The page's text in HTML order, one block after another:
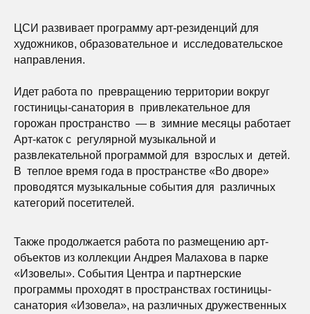
ЦСИ развивает программу арт-резиденций для
художников, образовательное и исследовательское
направления.
Идет работа по превращению территории вокруг
гостиницы-санатория в привлекательное для
горожан пространство — в зимние месяцы работает
Арт-каток с регулярной музыкальной и
развлекательной программой для взрослых и детей.
В теплое время года в пространстве «Во дворе»
проводятся музыкальные события для различных
категорий посетителей.
Также продолжается работа по размещению арт-
объектов из коллекции Андрея Малахова в парке
«Изовелы». События Центра и партнерские
программы проходят в пространствах гостиницы-
санатория «Изовела», на различных дружественных